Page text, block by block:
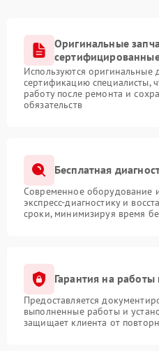
Оригинальные
Используются
сертификацию специалисты,
работу после ремонта и
обязательств
Бесплатная
Современное оборудование
экспресс-диагностику и
сроки, минимизируя время
Гарантия на работы
Предоставляется
выполненные работы и
защищает клиента от